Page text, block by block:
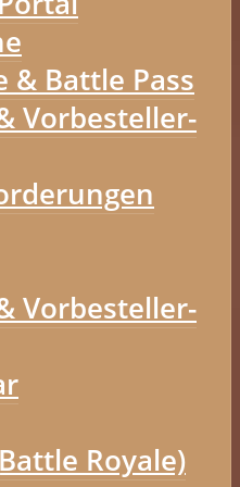
& Battle Pass
Vorbesteller-
Vorbesteller-
Royale)